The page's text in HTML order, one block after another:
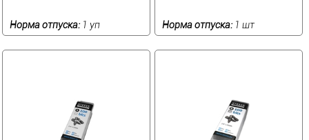
Норма отпуска: 1 уп Норма отпуска: 1 шт